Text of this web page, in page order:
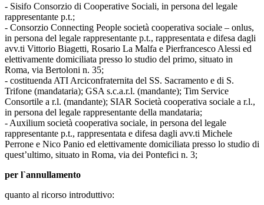
- Sisifo Consorzio di Cooperative Sociali, in persona del legale
rappresentante p.t.;
- Consorzio Connecting People società cooperativa sociale – onlus,
in persona del legale rappresentante p.t., rappresentata e difesa dagli
avv.ti Vittorio Biagetti, Rosario La Malfa e Pierfrancesco Alessi ed
elettivamente domiciliata presso lo studio del primo, situato in
Roma, via Bertoloni n. 35;
- costituenda ATI Arciconfraternita del SS. Sacramento e di S.
Trifone (mandataria); GSA s.c.a.r.l. (mandante); Tim Service
Consortile a r.l. (mandante); SIAR Società cooperativa sociale a r.l.,
in persona del legale rappresentante della mandataria;
- Auxilium società cooperativa sociale, in persona del legale
rappresentante p.t., rappresentata e difesa dagli avv.ti Michele
Perrone e Nico Panio ed elettivamente domiciliata presso lo studio di
quest’ultimo, situato in Roma, via dei Pontefici n. 3;
per l`annullamento
quanto al ricorso introduttivo: